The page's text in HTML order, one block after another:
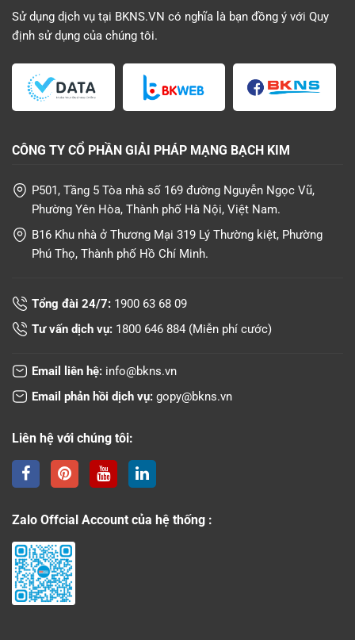
Sử dụng dịch vụ tại BKNS.VN có nghĩa là bạn đồng ý với Quy
định sử dụng của chúng tôi.
CÔNG TY CỔ PHẦN GIẢI PHÁP MẠNG BẠCH KIM
P501, Tầng 5 Tòa nhà số 169 đường Nguyễn Ngọc Vũ,
Phường Yên Hòa, Thành phố Hà Nội, Việt Nam.
B16 Khu nhà ở Thương Mại 319 Lý Thường kiệt, Phường
Phú Thọ, Thành phố Hồ Chí Minh.
Tổng đài 24/7: 1900 63 68 09
Tư vấn dịch vụ: 1800 646 884 (Miễn phí cước)
Email liên hệ: info@bkns.vn
Email phản hồi dịch vụ: gopy@bkns.vn
Liên hệ với chúng tôi:
Zalo Offcial Account của hệ thống :